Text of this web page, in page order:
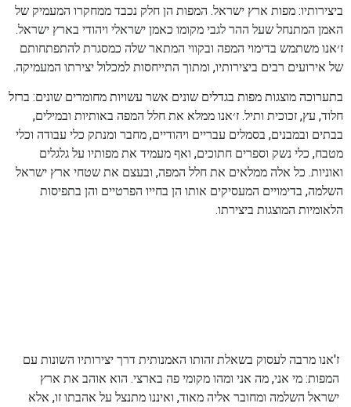
ביצירותיו: מפות ארץ ישראל. המפות הן חלק נכבד ממחקרו המעמיק של
האמן המתנחל שעל ההר לגבי מקומו כאמן ישראלי ויהודי בארץ ישראל.
ז׳אנו משתמש בדימוי המפה ובקווי המתאר שלה כמסגרת להתפתחותם
של אירועים רבים ביצירותיו, ומתוך התייחסות למכלול יצירתו המעמיקה.
בתערוכה מוצגות מפות בגדלים שונים אשר עשויות מחומרים שונים: ברזל
חלוד, עץ, זכוכית ותיל. ז׳אנו ממלא את חלל המפה באותיות ובמילים,
בבתים ובמבנים, בסמלים עבריים ויהודיים, מחבר ומנתק כלי עבודה וכלי
מטבח, כלי נשק וספרים חתוכים, ואף מעמיד את מפותיו על גלגלים
ואוניות. כל אלה ממלאים את חלל המפה, ובעצם את שטחי ארץ ישראל
השלמה, בדימויים המעסיקים אותו הן בחייו הפרטיים והן בתפיסות
הלאומיות המוצגות ביצירתו.
ז'אנו מרבה לעסוק בשאלת זהותו האמנותית דרך יצירותיו השונות עם
המפות: מי אני, מה אני ומהו מקומי פה בארצי. הוא אוהב את ארץ
ישראל השלמה ומחובר אליה מאוד, ואיננו מתנצל על אהבתו זו, אלא